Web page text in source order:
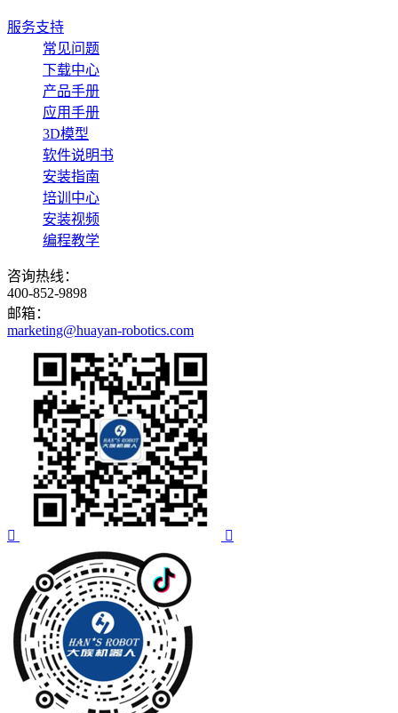
服务支持
常见问题
下载中心
产品手册
应用手册
3D模型
软件说明书
安装指南
培训中心
安装视频
编程教学
咨询热线：
400-852-9898
邮箱：
marketing@huayan-robotics.com